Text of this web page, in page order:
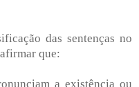
das sentenças no
que:
a existência ou